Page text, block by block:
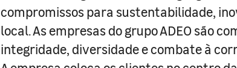
compromissos para sustentabilidade,
local. As empresas do grupo ADEO são
integridade, diversidade e combate à